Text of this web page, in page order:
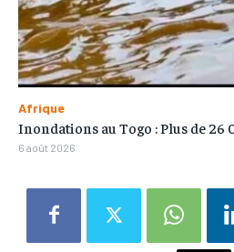
Afrique
Inondations au Togo : Plus de 26
6 août 2026